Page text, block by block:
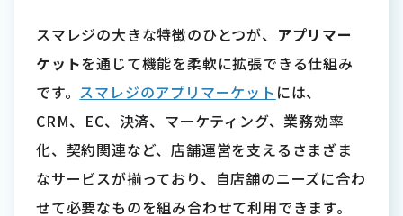
スマレジの大きな特徴のひとつが、 アプリマー
ケットを通じて機能を柔軟に拡張できる仕組み
です。 スマレジのアプリマーケット には、
CRM、EC、決済、マーケティング、業務効率
化、契約関連など、店舗運営を支えるさまざま
なサービスが揃っており、自店舗のニーズに合わ
せて必要なものを組み合わせて利用できます。